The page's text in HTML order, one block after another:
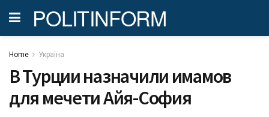
POLITINFORM
Home Україна
В Турции назначили имамов
для мечети Айя-София